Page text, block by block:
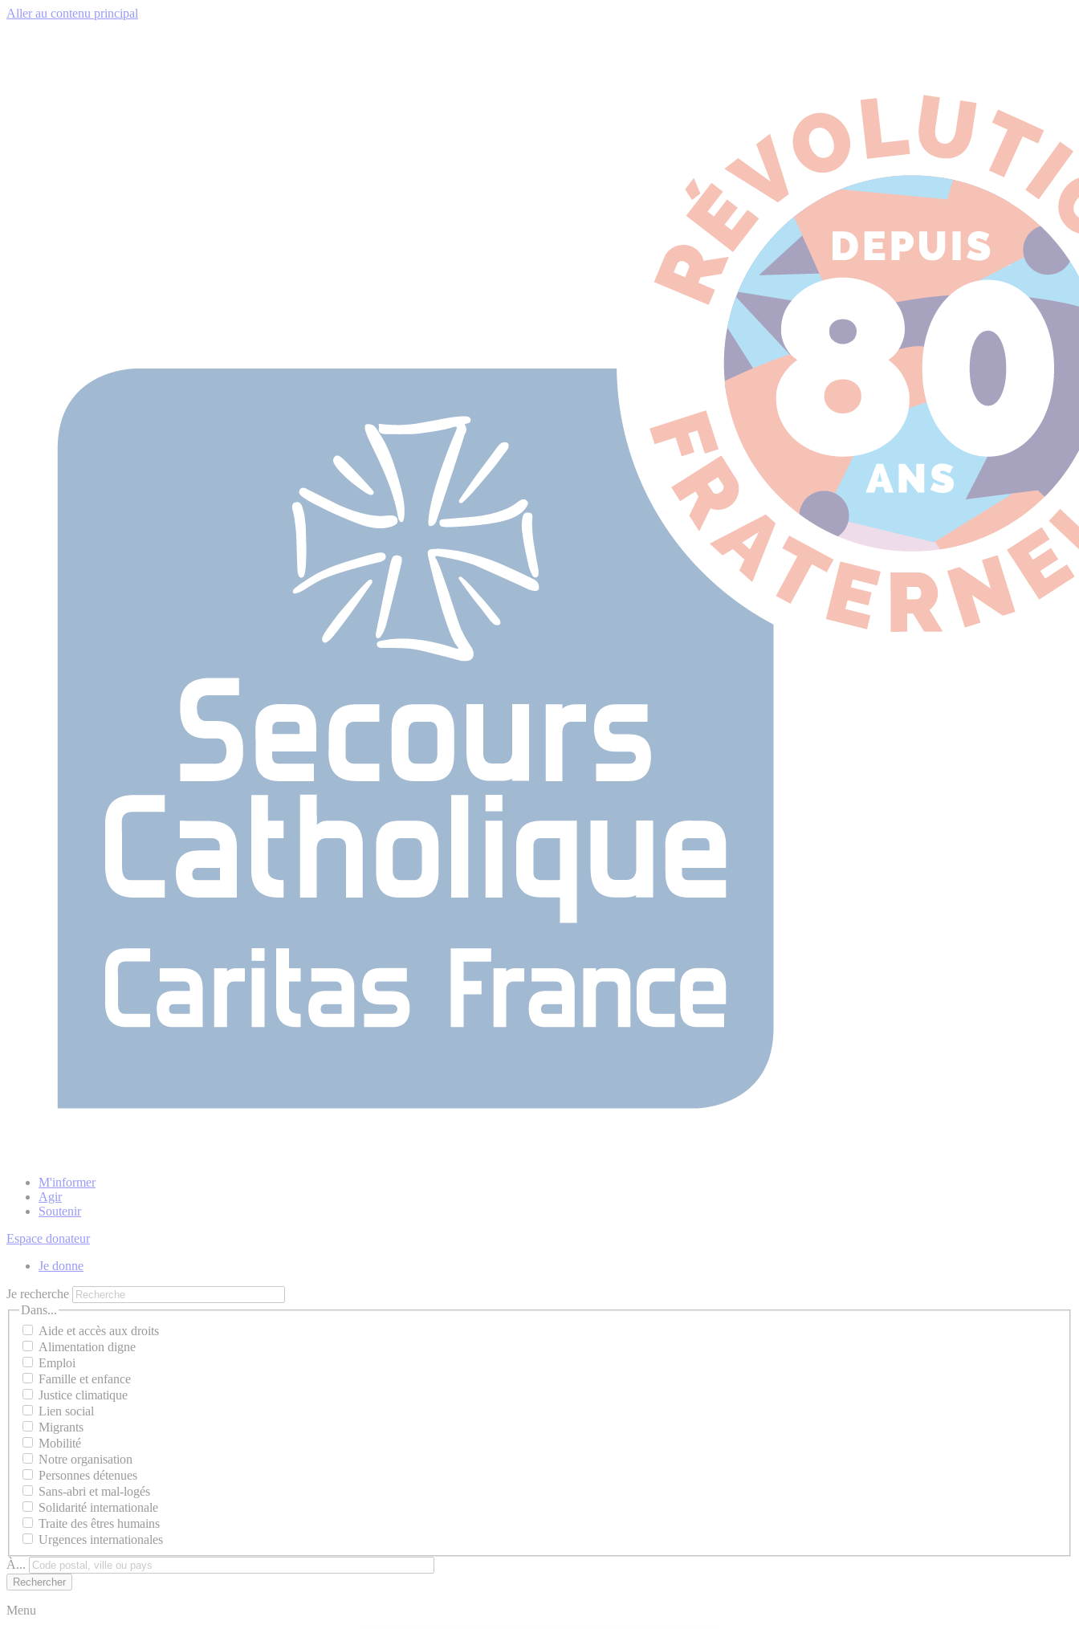
Aller au contenu principal
M'informer
Agir
Soutenir
Espace donateur
Je donne
Je recherche
Dans...
Aide et accès aux droits
Alimentation digne
Emploi
Famille et enfance
Justice climatique
Lien social
Migrants
Mobilité
Notre organisation
Personnes détenues
Sans-abri et mal-logés
Solidarité internationale
Traite des êtres humains
Urgences internationales
À...
Menu